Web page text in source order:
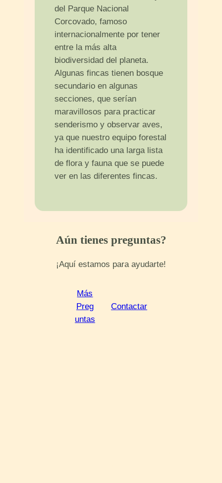
del Parque Nacional
Corcovado, famoso
internacionalmente por tener
entre la más alta
biodiversidad del planeta.
Algunas fincas tienen bosque
secundario en algunas
secciones, que serían
maravillosos para practicar
senderismo y observar aves,
ya que nuestro equipo forestal
ha identificado una larga lista
de flora y fauna que se puede
ver en las diferentes fincas.
Aún tienes preguntas?
¡Aquí estamos para ayudarte!
Más
Preg
untas
Contactar